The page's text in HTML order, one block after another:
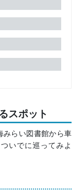
スポット
みらい図書館から車
ついでに巡ってみよ